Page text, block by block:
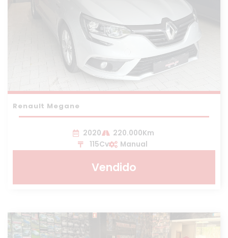
Renault Megane
2020
220.000Km
115Cv
Manual
Vendido